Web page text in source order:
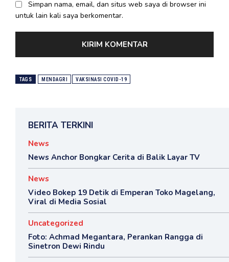
Simpan nama, email, dan situs web saya di browser ini
untuk lain kali saya berkomentar.
TAGS MENDAGRI VAKSINASI COVID-19
BERITA TERKINI
News
News Anchor Bongkar Cerita di Balik Layar TV
News
Video Bokep 19 Detik di Emperan Toko Magelang,
Viral di Media Sosial
Uncategorized
Foto: Achmad Megantara, Perankan Rangga di
Sinetron Dewi Rindu